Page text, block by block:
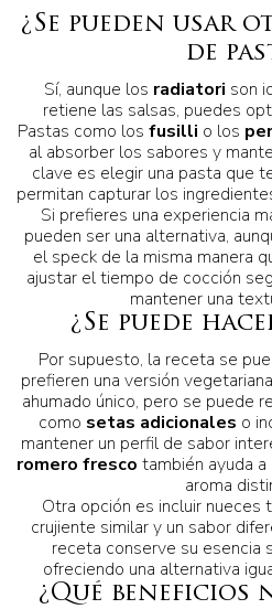
¿Se pueden usar
de
Sí, aunque los radiatori son
retiene las salsas, puedes
Pastas como los fusilli o los
al absorber los sabores y
clave es elegir una pasta que
permitan capturar los
Si prefieres una experiencia
pueden ser una alternativa,
el speck de la misma manera
ajustar el tiempo de cocción
mantener una
¿Se puede
Por supuesto, la receta se
prefieren una versión
ahumado único, pero se puede
como setas adicionales o
mantener un perfil de sabor
romero fresco también ayuda
aroma
Otra opción es incluir nueces
crujiente similar y un sabor
receta conserve su esencia
ofreciendo una alternativa
¿Qué